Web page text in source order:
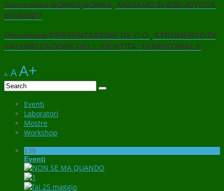
Successivo NONNO,NONNA, ANDIAMO IN BIBLIOTECA
INSIEME?
Precedente PRESENTAZIONE DE.C.O., STRUMENTO DI
VALORIZZAZIONE DELL'IDENTITA' TERRITORIALE
A- AA+
Eventi
Laboratori
Mostre
Workshop
139
Eventi